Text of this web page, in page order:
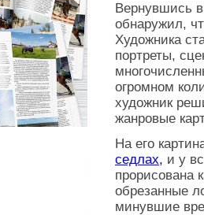
Вернувшись
обнаружил,
Художника
портреты,
огромном
художник
жанровые
На его
седлах, и у
прорисована
обрезанные
минувшие